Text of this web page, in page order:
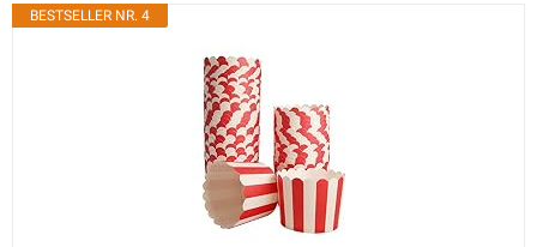
BESTSELLER NR. 4